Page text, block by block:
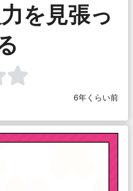
を見張っ
6年くらい前